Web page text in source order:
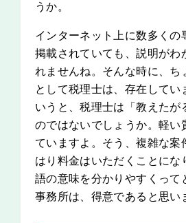
うか。
インターネット上に数多くの
掲載されていても、説明がわ
れませんね。そんな時に、ち
として税理士は、存在してい
いうと、税理士は「教えたが
のではないでしょうか。軽い
ていますよ。そう、複雑な案
はり料金はいただくことにな
語の意味を分かりやすくって
事務所は、得意であると思い